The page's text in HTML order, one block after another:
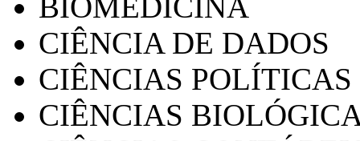
CIÊNCIA DE DADOS
CIÊNCIAS POLÍTICAS
CIÊNCIAS